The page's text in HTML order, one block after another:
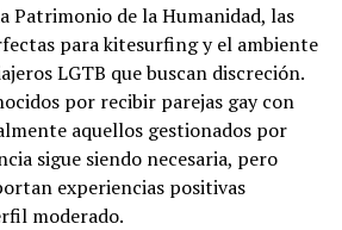
Patrimonio de la Humanidad, las
para kitesurfing y el ambiente
LGTB que buscan discreción.
por recibir parejas gay con
aquellos gestionados por
sigue siendo necesaria, pero
experiencias positivas
moderado.